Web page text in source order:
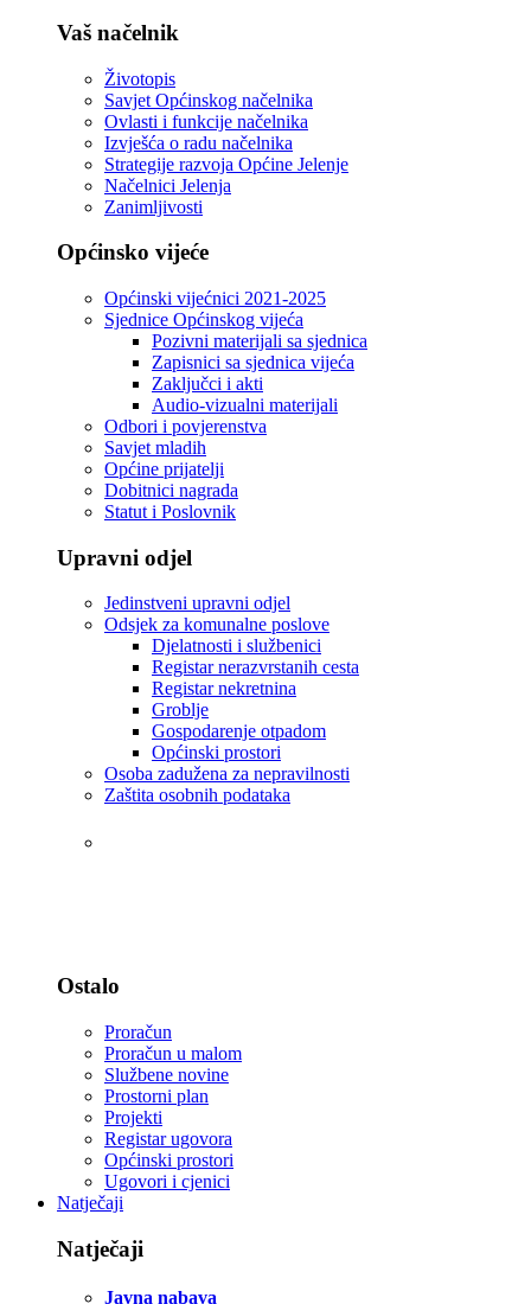
Vaš načelnik
Životopis
Savjet Općinskog načelnika
Ovlasti i funkcije načelnika
Izvješća o radu načelnika
Strategije razvoja Općine Jelenje
Načelnici Jelenja
Zanimljivosti
Općinsko vijeće
Općinski vijećnici 2021-2025
Sjednice Općinskog vijeća
Pozivni materijali sa sjednica
Zapisnici sa sjednica vijeća
Zaključci i akti
Audio-vizualni materijali
Odbori i povjerenstva
Savjet mladih
Općine prijatelji
Dobitnici nagrada
Statut i Poslovnik
Upravni odjel
Jedinstveni upravni odjel
Odsjek za komunalne poslove
Djelatnosti i službenici
Registar nerazvrstanih cesta
Registar nekretnina
Groblje
Gospodarenje otpadom
Općinski prostori
Osoba zadužena za nepravilnosti
Zaštita osobnih podataka
Ostalo
Proračun
Proračun u malom
Službene novine
Prostorni plan
Projekti
Registar ugovora
Općinski prostori
Ugovori i cjenici
Natječaji
Natječaji
Javna nabava